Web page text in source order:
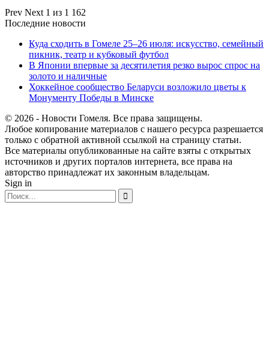
Prev Next 1 из 1 162
Последние новости
Куда сходить в Гомеле 25–26 июля: искусство, семейный
пикник, театр и кубковый футбол
В Японии впервые за десятилетия резко вырос спрос на
золото и наличные
Хоккейное сообщество Беларуси возложило цветы к
Монументу Победы в Минске
© 2026 - Новости Гомеля. Все права защищены.
Любое копирование материалов с нашего ресурса разрешается
только с обратной активной ссылкой на страницу статьи.
Все материалы опубликованные на сайте взяты с открытых
источников и других порталов интернета, все права на
авторство принадлежат их законным владельцам.
Sign in